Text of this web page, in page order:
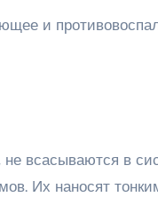
и
всасываются в
Их наносят